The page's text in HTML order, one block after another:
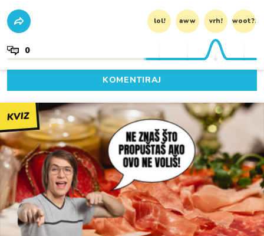
lol! aww vrh! woot?!
0
KOMENTIRAJ
KVIZ